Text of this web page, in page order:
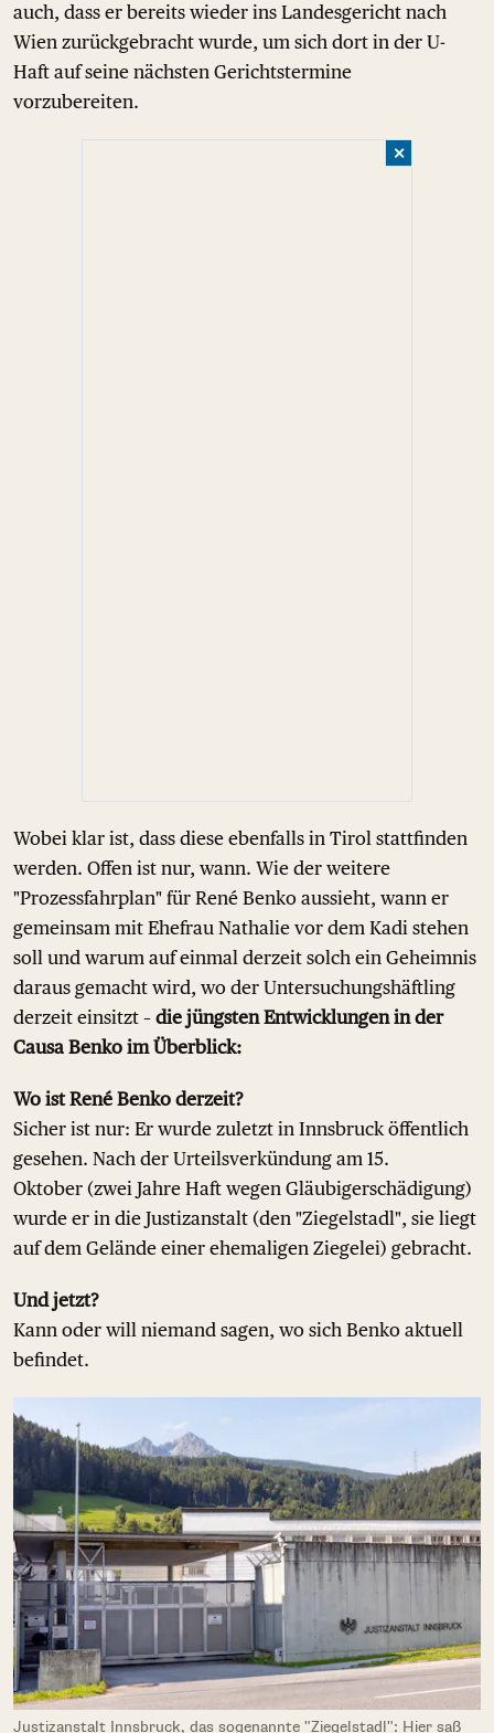
auch, dass er bereits wieder ins Landesgericht nach
Wien zurückgebracht wurde, um sich dort in der U-
Haft auf seine nächsten Gerichtstermine
vorzubereiten.
✕
Wobei klar ist, dass diese ebenfalls in Tirol stattfinden
werden. Offen ist nur, wann. Wie der weitere
"Prozessfahrplan" für René Benko aussieht, wann er
gemeinsam mit Ehefrau Nathalie vor dem Kadi stehen
soll und warum auf einmal derzeit solch ein Geheimnis
daraus gemacht wird, wo der Untersuchungshäftling
derzeit einsitzt – die jüngsten Entwicklungen in der
Causa Benko im Überblick:
Wo ist René Benko derzeit?
Sicher ist nur: Er wurde zuletzt in Innsbruck öffentlich
gesehen. Nach der Urteilsverkündung am 15.
Oktober (zwei Jahre Haft wegen Gläubigerschädigung)
wurde er in die Justizanstalt (den "Ziegelstadl", sie liegt
auf dem Gelände einer ehemaligen Ziegelei) gebracht.
Und jetzt?
Kann oder will niemand sagen, wo sich Benko aktuell
befindet.
Justizanstalt Innsbruck, das sogenannte "Ziegelstadl": Hier saß